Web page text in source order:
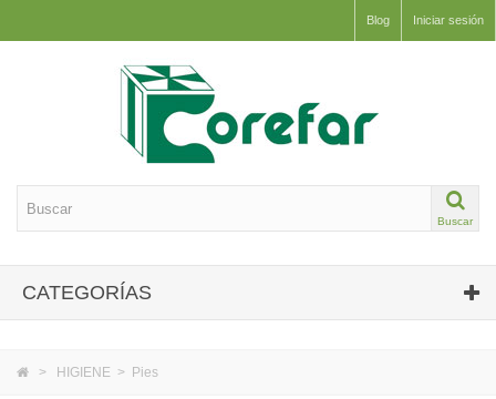
Iniciar sesión
Blog
Buscar
CATEGORÍAS
> HIGIENE > Pies